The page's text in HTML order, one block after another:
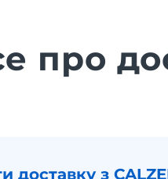
про
доставку з